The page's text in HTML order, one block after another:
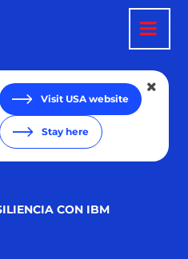
Visit USA website
Stay here
CON IBM